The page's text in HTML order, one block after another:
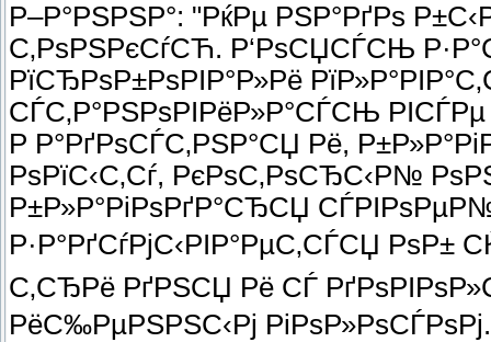
Р–Р°РЅРЅР°: "РќРµ РЅР°РґРѕ
С‚РѕРЅРєСѓСЋ. Р‘РѕСЏСЃСЊ
РїСЂРѕР±РѕРІР°Р»Рё
СЃС‚Р°РЅРѕРІРёР»Р°СЃСЊ
Р Р°РґРѕСЃС‚РЅР°СЏ Рё,
РѕРїС‹С‚Сѓ, РєРѕС‚РѕСЂС‹Р№
Р±Р»Р°РіРѕРґР°СЂСЏ
Р·Р°РґСѓРјС‹РІР°РµС‚СЃСЏ РѕР±
С‚СЂРё РґРЅСЏ Рё СЃ
РёС‰РµРЅРЅС‹Рј